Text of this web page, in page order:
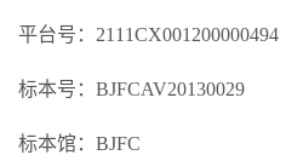
平台号：2111CX001200000494
标本号：BJFCAV20130029
标本馆：BJFC